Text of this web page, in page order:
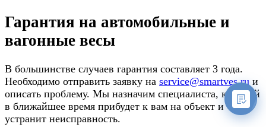
Гарантия на автомобильные и
вагонные весы
В большинстве случаев гарантия составляет 3 года.
Необходимо отправить заявку на service@smartves.ru и
описать проблему. Мы назначим специалиста, который
в ближайшее время прибудет к вам на объект и
устранит неисправность.